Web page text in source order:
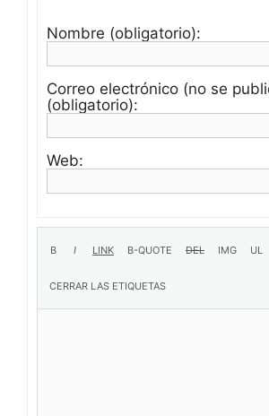
Nombre (obligatorio):
Correo electrónico (no se
(obligatorio):
Web: